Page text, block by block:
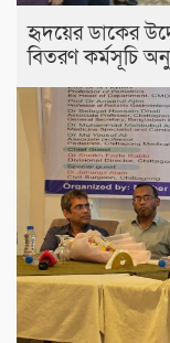
হৃদয়ের ডাকের
বিতরণ কর্মসূচি